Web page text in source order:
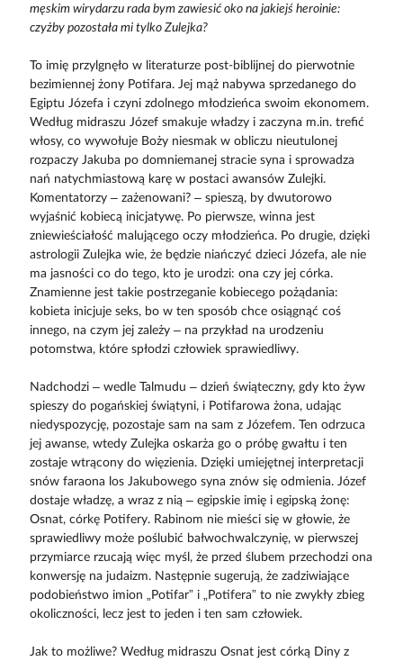
męskim wirydarzu rada bym zawiesić oko na jakiejś heroinie:
czyżby pozostała mi tylko Zulejka?
To imię przylgnęło w literaturze post-biblijnej do pierwotnie
bezimiennej żony Potifara. Jej mąż nabywa sprzedanego do
Egiptu Józefa i czyni zdolnego młodzieńca swoim ekonomem.
Według midraszu Józef smakuje władzy i zaczyna m.in. trefić
włosy, co wywołuje Boży niesmak w obliczu nieutulonej
rozpaczy Jakuba po domniemanej stracie syna i sprowadza
nań natychmiastową karę w postaci awansów Zulejki.
Komentatorzy – zażenowani? – spieszą, by dwutorowo
wyjaśnić kobiecą inicjatywę. Po pierwsze, winna jest
zniewieściałość malującego oczy młodzieńca. Po drugie, dzięki
astrologii Zulejka wie, że będzie niańczyć dzieci Józefa, ale nie
ma jasności co do tego, kto je urodzi: ona czy jej córka.
Znamienne jest takie postrzeganie kobiecego pożądania:
kobieta inicjuje seks, bo w ten sposób chce osiągnąć coś
innego, na czym jej zależy – na przykład na urodzeniu
potomstwa, które spłodzi człowiek sprawiedliwy.
Nadchodzi – wedle Talmudu – dzień świąteczny, gdy kto żyw
spieszy do pogańskiej świątyni, i Potifarowa żona, udając
niedyspozycję, pozostaje sam na sam z Józefem. Ten odrzuca
jej awanse, wtedy Zulejka oskarża go o próbę gwałtu i ten
zostaje wtrącony do więzienia. Dzięki umiejętnej interpretacji
snów faraona los Jakubowego syna znów się odmienia. Józef
dostaje władzę, a wraz z nią – egipskie imię i egipską żonę:
Osnat, córkę Potifery. Rabinom nie mieści się w głowie, że
sprawiedliwy może poślubić bałwochwalczynię, w pierwszej
przymiarce rzucają więc myśl, że przed ślubem przechodzi ona
konwersję na judaizm. Następnie sugerują, że zadziwiające
podobieństwo imion „Potifar” i „Potifera” to nie zwykły zbieg
okoliczności, lecz jest to jeden i ten sam człowiek.
Jak to możliwe? Według midraszu Osnat jest córką Diny z